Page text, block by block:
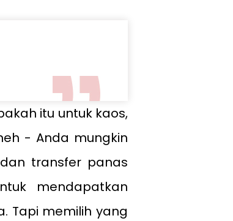
itu untuk kaos,
- Anda mungkin
transfer panas
mendapatkan
Tapi memilih yang